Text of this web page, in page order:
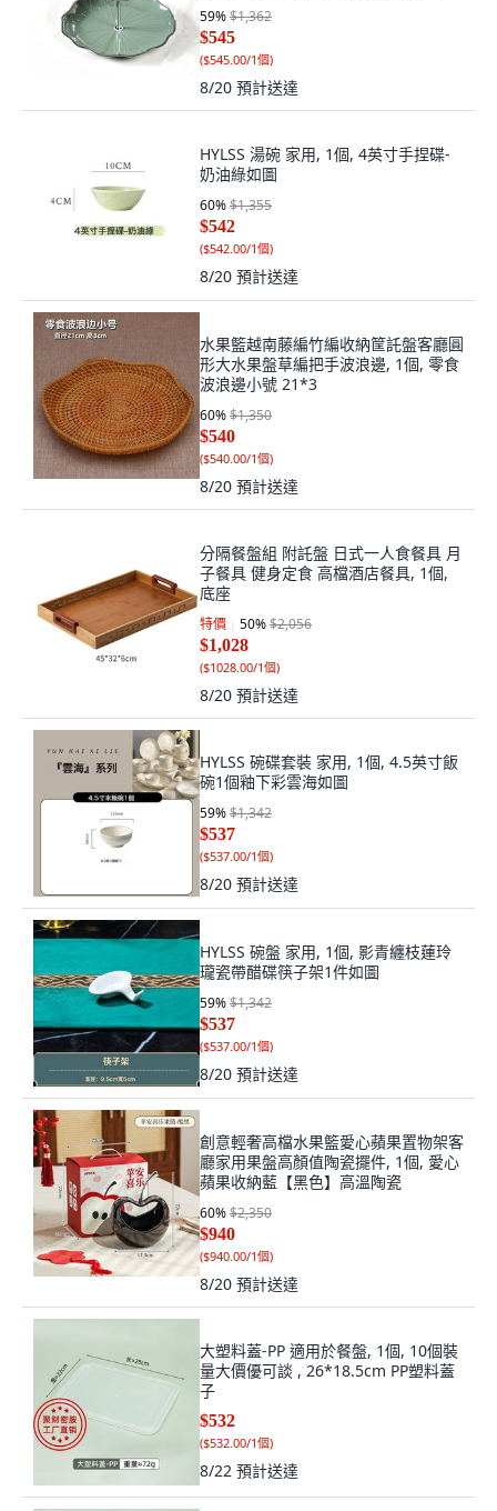
59%$1,362
$545
($545.00/1個)
8/20 預計送達
HYLSS 湯碗 家用, 1個, 4英寸手捏碟-
奶油綠如圖
60%$1,355
$542
($542.00/1個)
8/20 預計送達
水果籃越南藤編竹編收納筐託盤客廳圓
形大水果盤草編把手波浪邊, 1個, 零食
波浪邊小號 21*3
60%$1,350
$540
($540.00/1個)
8/20 預計送達
分隔餐盤組 附託盤 日式一人食餐具 月
子餐具 健身定食 高檔酒店餐具, 1個,
底座
特價 50%$2,056
$1,028
($1028.00/1個)
8/20 預計送達
HYLSS 碗碟套裝 家用, 1個, 4.5英寸飯
碗1個釉下彩雲海如圖
59%$1,342
$537
($537.00/1個)
8/20 預計送達
HYLSS 碗盤 家用, 1個, 影青纏枝蓮玲
瓏瓷帶醋碟筷子架1件如圖
59%$1,342
$537
($537.00/1個)
8/20 預計送達
創意輕奢高檔水果籃愛心蘋果置物架客
廳家用果盤高顏值陶瓷擺件, 1個, 愛心
蘋果收納藍【黑色】高溫陶瓷
60%$2,350
$940
($940.00/1個)
8/20 預計送達
大塑料蓋-PP 適用於餐盤, 1個, 10個裝
量大價優可談 , 26*18.5cm PP塑料蓋
子
$532
($532.00/1個)
8/22 預計送達